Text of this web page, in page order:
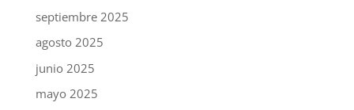
septiembre 2025
agosto 2025
junio 2025
mayo 2025